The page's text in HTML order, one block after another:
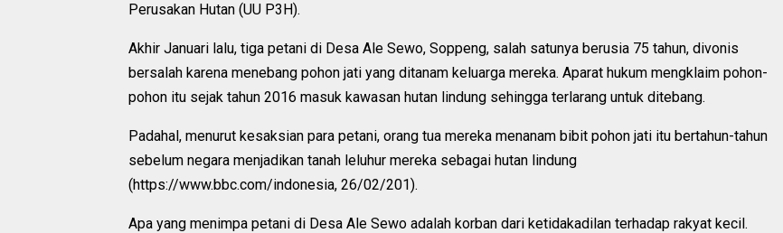
Perusakan Hutan (UU P3H).
Akhir Januari lalu, tiga petani di Desa Ale Sewo, Soppeng, salah satunya berusia 75 tahun, divonis
bersalah karena menebang pohon jati yang ditanam keluarga mereka. Aparat hukum mengklaim pohon-
pohon itu sejak tahun 2016 masuk kawasan hutan lindung sehingga terlarang untuk ditebang.
Padahal, menurut kesaksian para petani, orang tua mereka menanam bibit pohon jati itu bertahun-tahun
sebelum negara menjadikan tanah leluhur mereka sebagai hutan lindung
(https://www.bbc.com/indonesia, 26/02/201).
Apa yang menimpa petani di Desa Ale Sewo adalah korban dari ketidakadilan terhadap rakyat kecil.